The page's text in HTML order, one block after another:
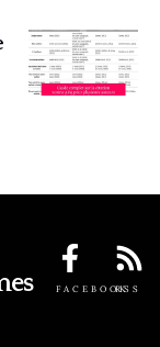
FACEBOOKRSS